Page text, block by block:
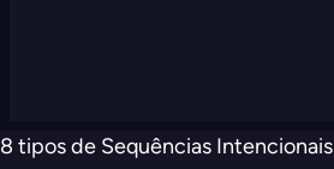
8 tipos de Sequências Intencionais